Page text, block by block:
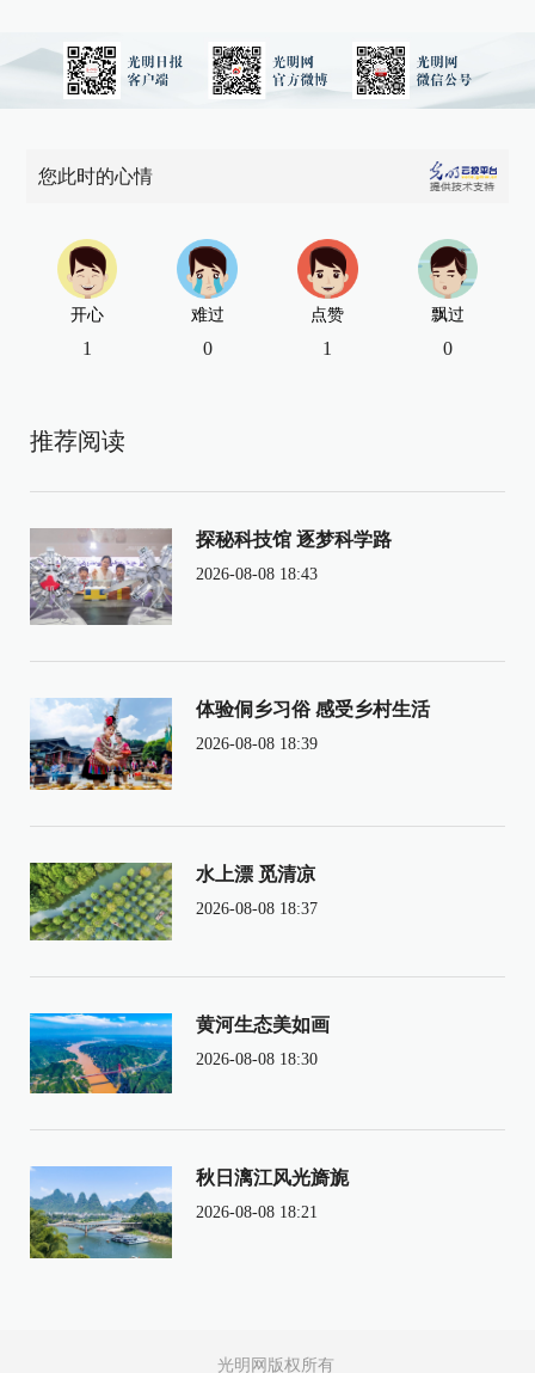
您此时的心情
开心
1
难过
0
点赞
1
飘过
0
推荐阅读
探秘科技馆 逐梦科学路
2026-08-08 18:43
体验侗乡习俗 感受乡村生活
2026-08-08 18:39
水上漂 觅清凉
2026-08-08 18:37
黄河生态美如画
2026-08-08 18:30
秋日漓江风光旖旎
2026-08-08 18:21
光明网版权所有